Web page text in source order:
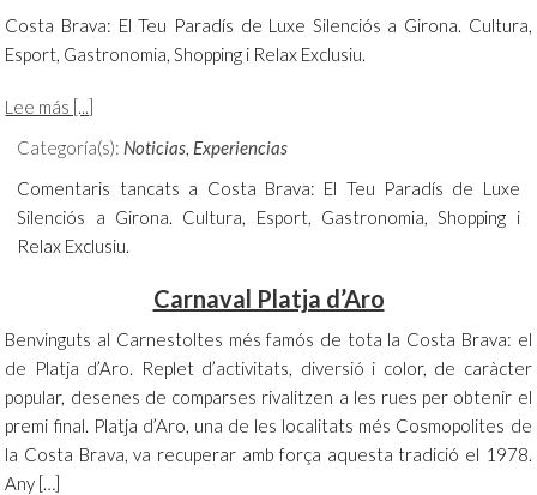
Costa Brava: El Teu Paradís de Luxe Silenciós a Girona. Cultura,
Esport, Gastronomia, Shopping i Relax Exclusiu.
Lee más [...]
Categoría(s): Noticias, Experiencias
Comentaris tancats a Costa Brava: El Teu Paradís de Luxe
Silenciós a Girona. Cultura, Esport, Gastronomia, Shopping i
Relax Exclusiu.
Carnaval Platja d’Aro
Benvinguts al Carnestoltes més famós de tota la Costa Brava: el
de Platja d’Aro. Replet d’activitats, diversió i color, de caràcter
popular, desenes de comparses rivalitzen a les rues per obtenir el
premi final. Platja d’Aro, una de les localitats més Cosmopolites de
la Costa Brava, va recuperar amb força aquesta tradició el 1978.
Any […]